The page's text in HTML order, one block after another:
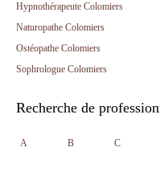
Hypnothérapeute Colomiers
Naturopathe Colomiers
Ostéopathe Colomiers
Sophrologue Colomiers
Recherche de
A B C